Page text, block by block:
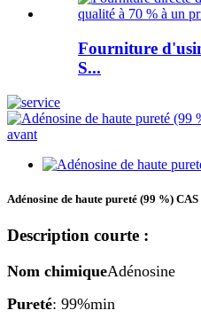
Fourniture
S...
Adénosine de haute pureté (99 %)
Description courte :
Nom chimiqueAdénosine
Pureté: 99%min